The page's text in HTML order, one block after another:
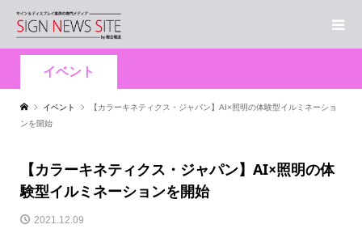
イベント
イベント
【カラーキネティクス・ジャパン】AI×照明の体験型イルミネーショ
ンを開始
【カラーキネティクス・ジャパン】AI×照明の体
験型イルミネーションを開始
2021.12.09